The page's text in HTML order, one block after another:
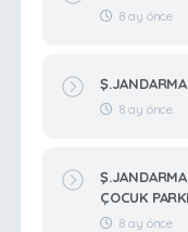
8 ay önce
8 ay önce
ÇOCUK PARKI
8 ay önce